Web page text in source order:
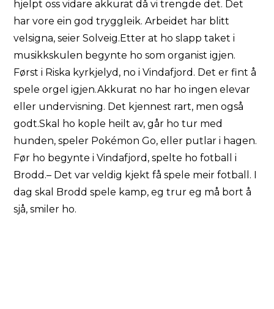
hjelpt oss vidare akkurat då vi trengde det. Det
har vore ein god tryggleik. Arbeidet har blitt
velsigna, seier Solveig.Etter at ho slapp taket i
musikkskulen begynte ho som organist igjen.
Først i Riska kyrkjelyd, no i Vindafjord. Det er fint å
spele orgel igjen.Akkurat no har ho ingen elevar
eller undervisning. Det kjennest rart, men også
godt.Skal ho kople heilt av, går ho tur med
hunden, speler Pokémon Go, eller putlar i hagen.
Før ho begynte i Vindafjord, spelte ho fotball i
Brodd.– Det var veldig kjekt få spele meir fotball. I
dag skal Brodd spele kamp, eg trur eg må bort å
sjå, smiler ho.